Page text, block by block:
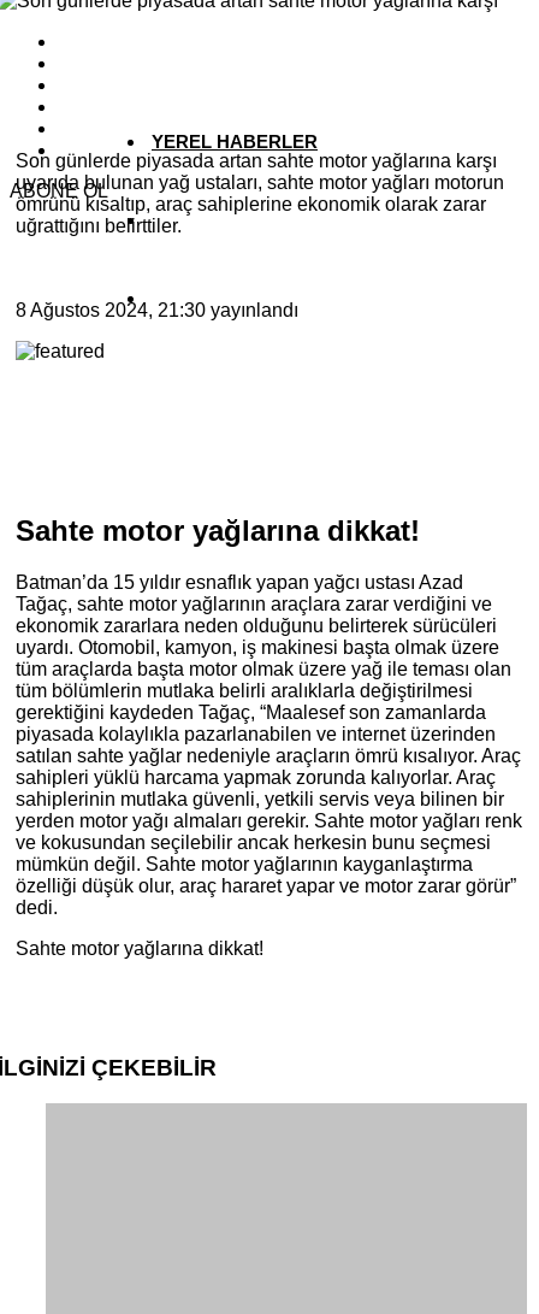
YEREL HABERLER
ABONE OL
Son günlerde piyasada artan sahte motor yağlarına karşı
uyarıda bulunan yağ ustaları, sahte motor yağları motorun
ömrünü kısaltıp, araç sahiplerine ekonomik olarak zarar
uğrattığını belirttiler.
8 Ağustos 2024, 21:30 yayınlandı
Sahte motor yağlarına dikkat!
Batman’da 15 yıldır esnaflık yapan yağcı ustası Azad
Tağaç, sahte motor yağlarının araçlara zarar verdiğini ve
ekonomik zararlara neden olduğunu belirterek sürücüleri
uyardı. Otomobil, kamyon, iş makinesi başta olmak üzere
tüm araçlarda başta motor olmak üzere yağ ile teması olan
tüm bölümlerin mutlaka belirli aralıklarla değiştirilmesi
gerektiğini kaydeden Tağaç, “Maalesef son zamanlarda
piyasada kolaylıkla pazarlanabilen ve internet üzerinden
satılan sahte yağlar nedeniyle araçların ömrü kısalıyor. Araç
sahipleri yüklü harcama yapmak zorunda kalıyorlar. Araç
sahiplerinin mutlaka güvenli, yetkili servis veya bilinen bir
yerden motor yağı almaları gerekir. Sahte motor yağları renk
ve kokusundan seçilebilir ancak herkesin bunu seçmesi
mümkün değil. Sahte motor yağlarının kayganlaştırma
özelliği düşük olur, araç hararet yapar ve motor zarar görür”
dedi.
Sahte motor yağlarına dikkat!
ÇEKEBİLİR